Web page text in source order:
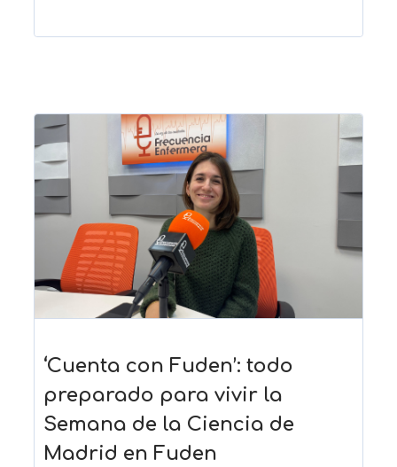
‘Cuenta con Fuden’: todo
preparado para vivir la
Semana de la Ciencia de
Madrid en Fuden